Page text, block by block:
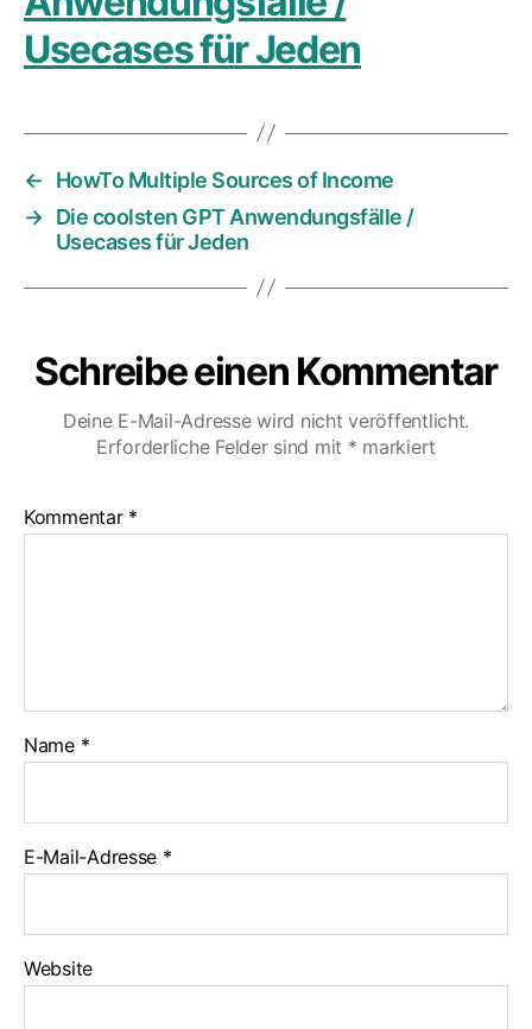
Usecases für Jeden
←
HowTo Multiple Sources of Income
→ Die coolsten GPT Anwendungsfälle /
Usecases für Jeden
Schreibe einen Kommentar
Deine E-Mail-Adresse wird nicht veröffentlicht.
Erforderliche Felder sind mit * markiert
Kommentar *
Name *
E-Mail-Adresse *
Website